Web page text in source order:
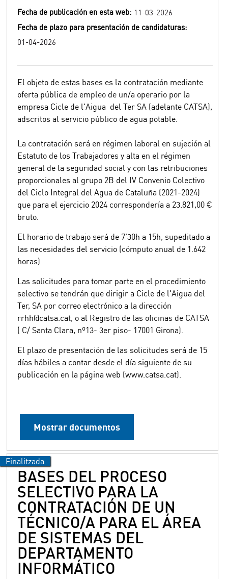
Fecha de publicación en esta web: 11-03-2026
Fecha de plazo para presentación de candidaturas:
01-04-2026
El objeto de estas bases es la contratación mediante
oferta pública de empleo de un/a operario por la
empresa Cicle de l'Aigua del Ter SA (adelante CATSA),
adscritos al servicio público de agua potable.
La contratación será en régimen laboral en sujeción al
Estatuto de los Trabajadores y alta en el régimen
general de la seguridad social y con las retribuciones
proporcionales al grupo 2B del IV Convenio Colectivo
del Ciclo Integral del Agua de Cataluña (2021-2024)
que para el ejercicio 2024 correspondería a 23.821,00 €
bruto.
El horario de trabajo será de 7'30h a 15h, supeditado a
las necesidades del servicio (cómputo anual de 1.642
horas)
Las solicitudes para tomar parte en el procedimiento
selectivo se tendrán que dirigir a Cicle de l'Aigua del
Ter, SA por correo electrónico a la dirección
rrhh@catsa.cat, o al Registro de las oficinas de CATSA
( C/ Santa Clara, nº13- 3er piso- 17001 Girona).
El plazo de presentación de las solicitudes será de 15
días hábiles a contar desde el día siguiente de su
publicación en la página web (www.catsa.cat).
Mostrar documentos
BASES DEL PROCESO
SELECTIVO PARA LA
CONTRATACIÓN DE UN
TÉCNICO/A PARA EL ÁREA
DE SISTEMAS DEL
DEPARTAMENTO
INFORMÁTICO